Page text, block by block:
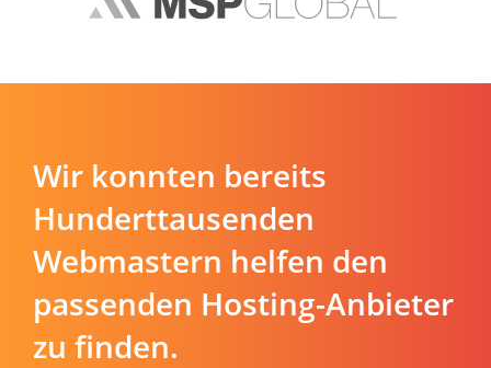
Wir konnten bereits
Hunderttausenden
Webmastern helfen den
passenden Hosting-Anbieter
zu finden.